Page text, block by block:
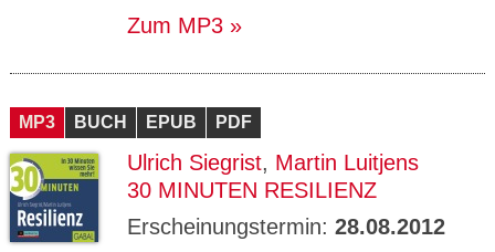
Zum MP3
MP3 BUCH EPUB PDF
Ulrich Siegrist, Martin Luitjens
30 MINUTEN RESILIENZ
Erscheinungstermin: 28.08.2012